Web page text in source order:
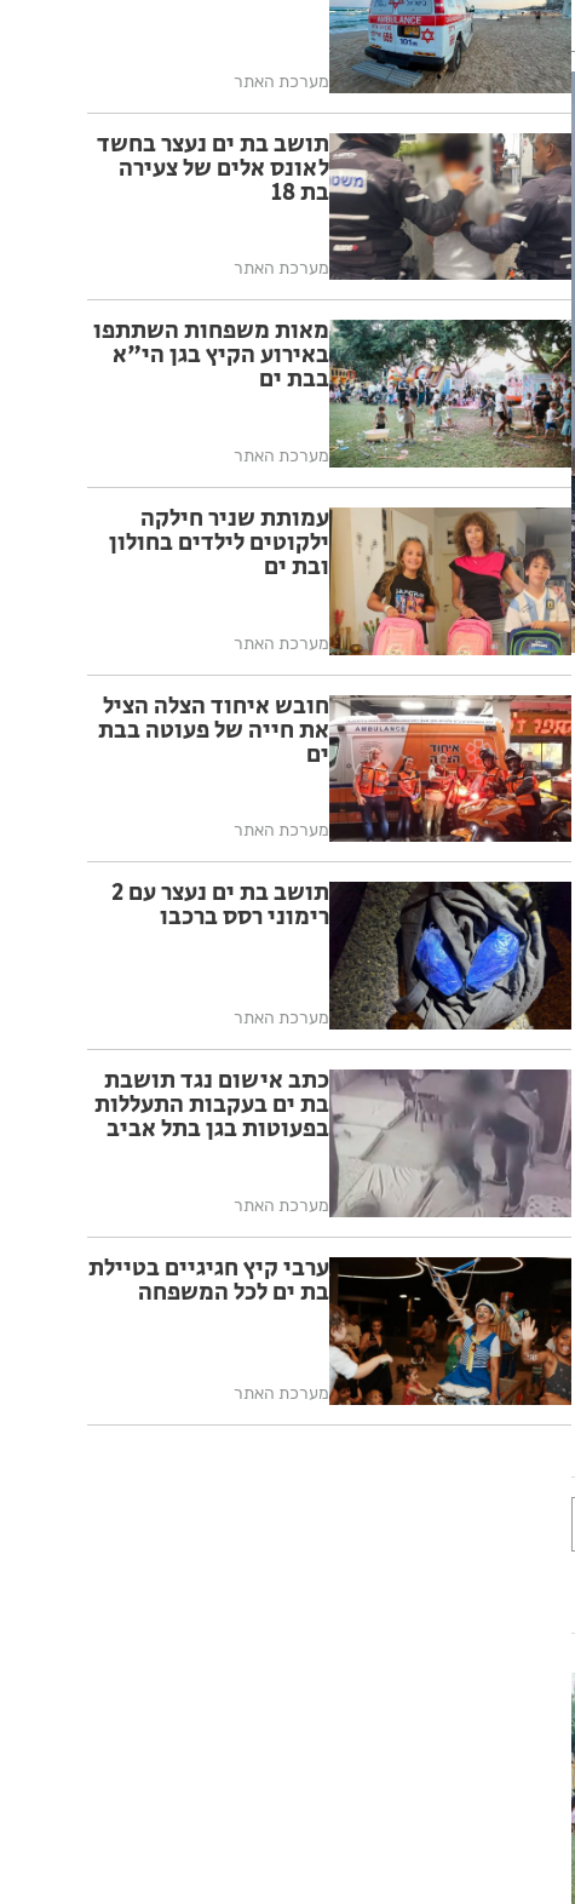
מערכת האתר
תושב בת ים נעצר בחשד
לאונס אלים של צעירה
בת 18
מערכת האתר
מאות משפחות השתתפו
באירוע הקיץ בגן הי"א
בבת ים
מערכת האתר
עמותת שניר חילקה
ילקוטים לילדים בחולון
ובת ים
מערכת האתר
חובש איחוד הצלה הציל
את חייה של פעוטה בבת
ים
מערכת האתר
תושב בת ים נעצר עם 2
רימוני רסס ברכבו
מערכת האתר
כתב אישום נגד תושבת
בת ים בעקבות התעללות
בפעוטות בגן בתל אביב
מערכת האתר
ערבי קיץ חגיגיים בטיילת
בת ים לכל המשפחה
מערכת האתר